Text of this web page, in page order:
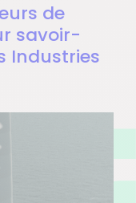
de
savoir-
Industries